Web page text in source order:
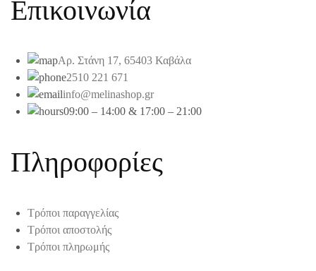
Επικοινωνία
Αρ. Στάνη 17, 65403 Καβάλα
2510 221 671
info@melinashop.gr
09:00 – 14:00 & 17:00 – 21:00
Πληροφορίες
Τρόποι παραγγελίας
Τρόποι αποστολής
Τρόποι πληρωμής